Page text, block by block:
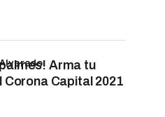
Arma tu
Corona Capital 2021